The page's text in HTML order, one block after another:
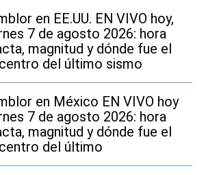
en EE.UU. EN VIVO hoy,
7 de agosto 2026: hora
magnitud y dónde fue el
del último sismo
en México EN VIVO hoy
7 de agosto 2026: hora
magnitud y dónde fue el
del último